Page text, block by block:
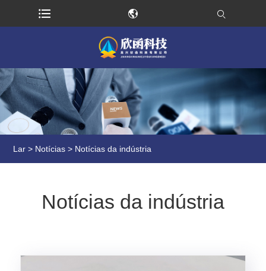
Lar > Notícias > Notícias da indústria
Notícias da indústria